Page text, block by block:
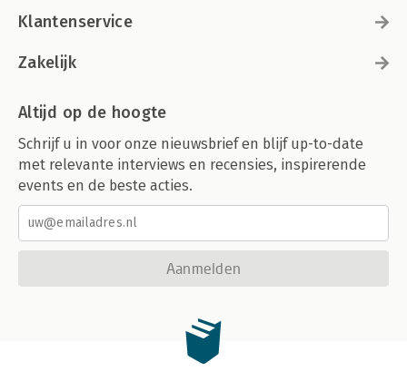
Klantenservice
Zakelijk
Altijd op de hoogte
Schrijf u in voor onze nieuwsbrief en blijf up-to-date
met relevante interviews en recensies, inspirerende
events en de beste acties.
Aanmelden